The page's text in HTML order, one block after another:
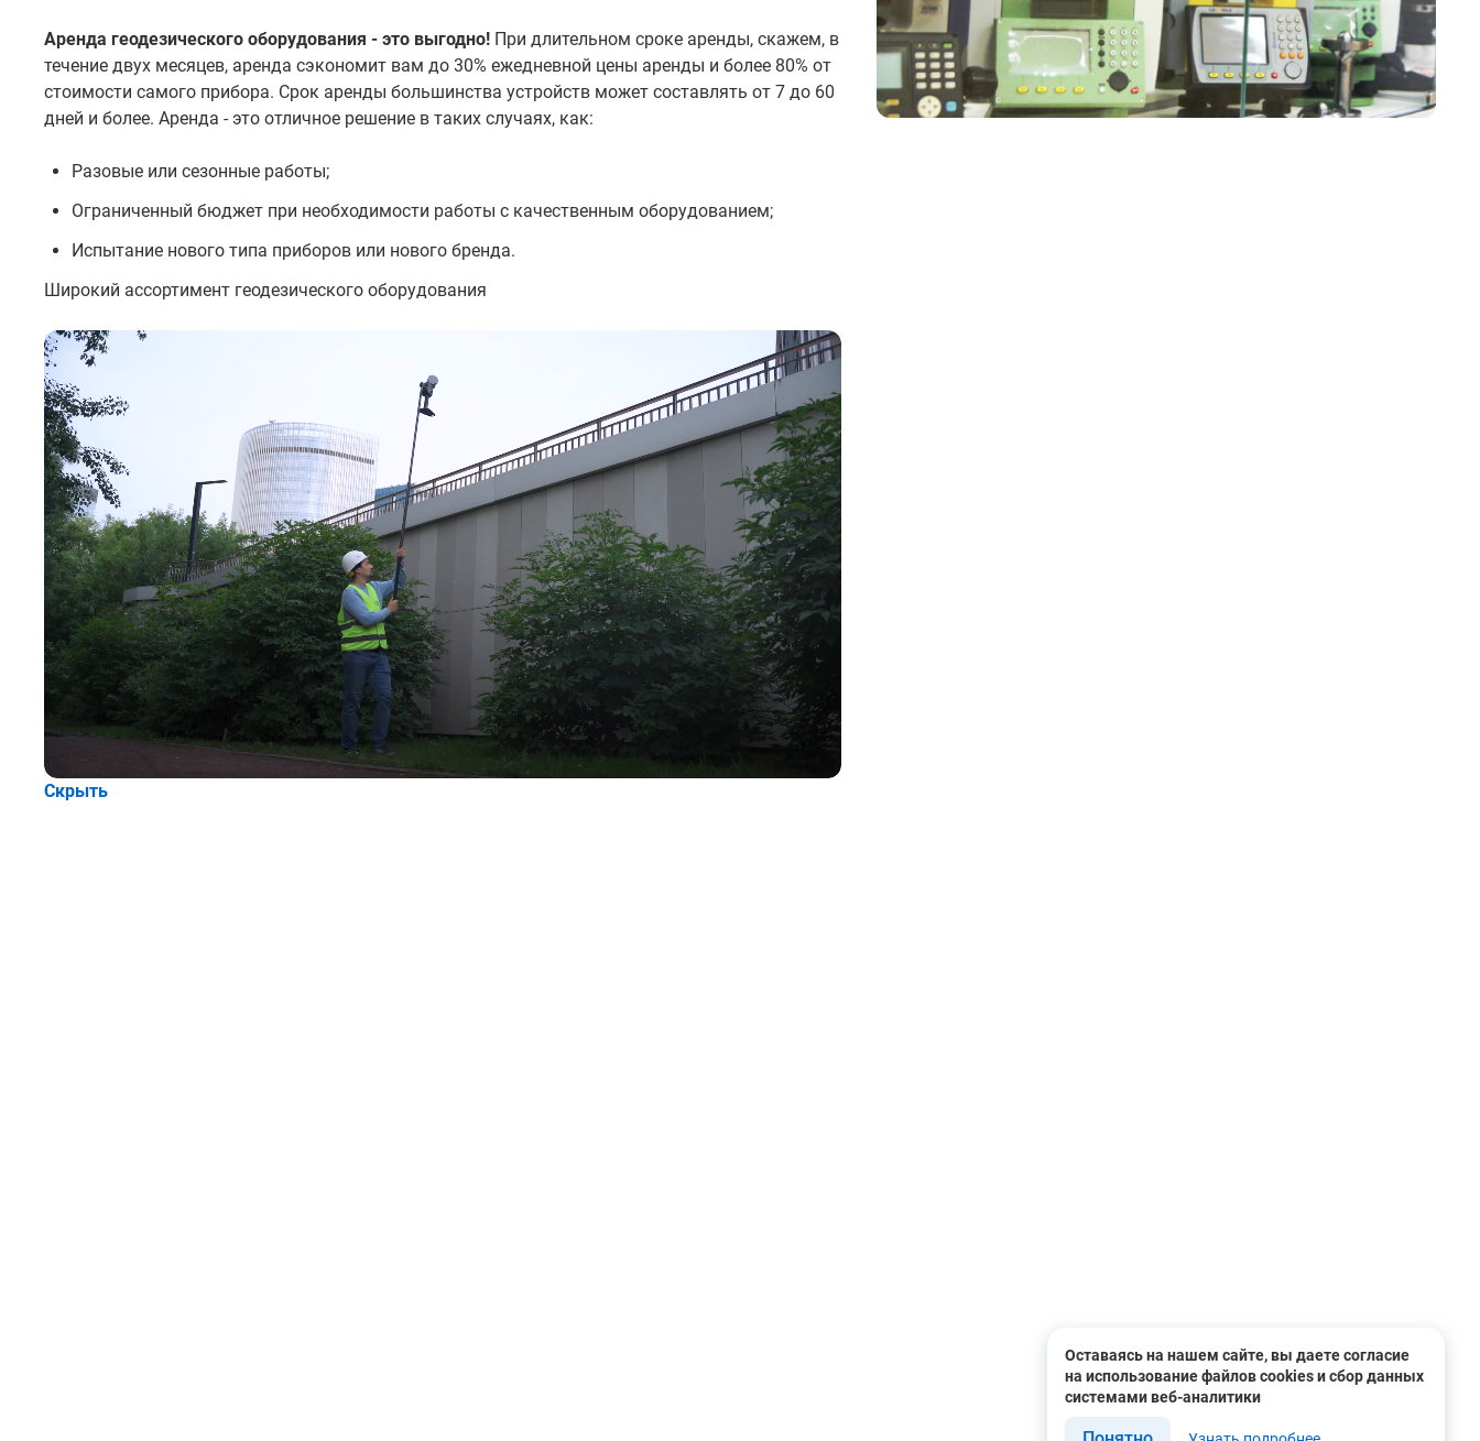
Аренда геодезического оборудования - это выгодно! При длительном сроке аренды, скажем, в
течение двух месяцев, аренда сэкономит вам до 30% ежедневной цены аренды и более 80% от
стоимости самого прибора. Срок аренды большинства устройств может составлять от 7 до 60
дней и более. Аренда - это отличное решение в таких случаях, как:
Разовые или сезонные работы;
Ограниченный бюджет при необходимости работы с качественным оборудованием;
Испытание нового типа приборов или нового бренда.
Широкий ассортимент геодезического оборудования
Скрыть
Оставаясь на нашем сайте, вы даете согласие
на использование файлов cookies и сбор данных
системами веб-аналитики